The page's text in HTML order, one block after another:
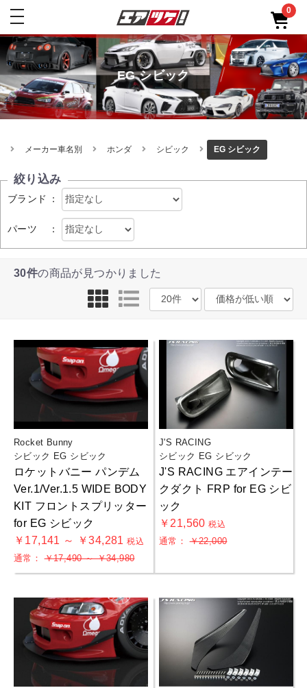
toggle
0
EG シビック
メーカー車名別 ホンダ シビック EG シビック
絞り込み
ブランド ：
パーツ ：
30件の商品が見つかりました
Rocket Bunny
シビック EG シビック
ロケットバニー パンデム
Ver.1/Ver.1.5 WIDE BODY
KIT フロントスプリッター
for EG シビック
￥17,141 ～ ￥34,281税込
通常：￥17,490 ～ ￥34,980
J'S RACING
シビック EG シビック
J'S RACING エアインテー
クダクト FRP for EG シビ
ック
￥21,560税込
通常：￥22,000